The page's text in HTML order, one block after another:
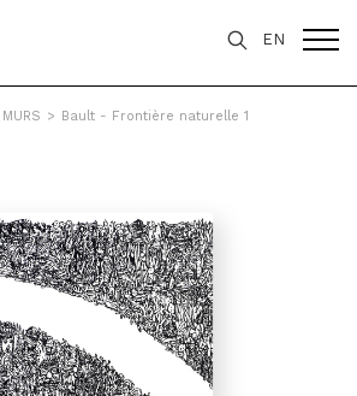
EN
MURS > Bault - Frontière naturelle 1